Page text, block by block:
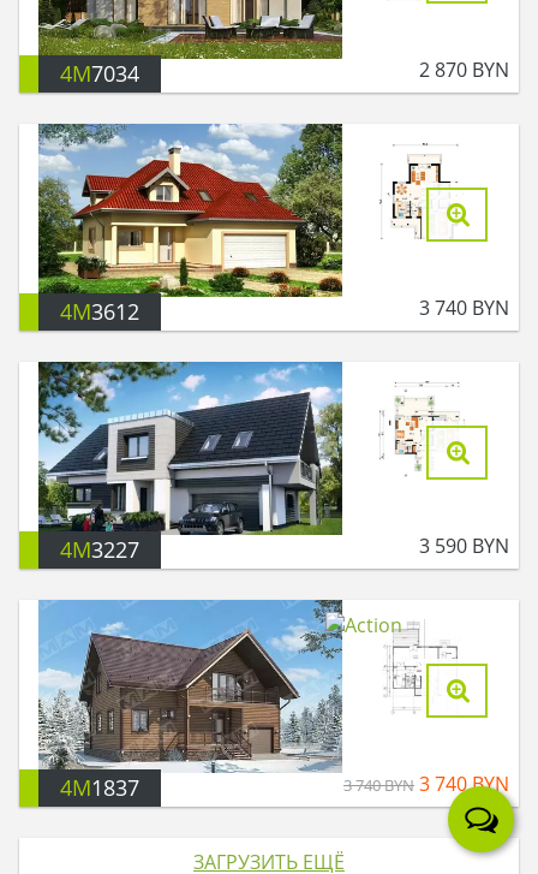
4M7034 2 870 BYN
4M3612 3 740 BYN
4M3227 3 590 BYN
4M1837 3 740BYN 3 740BYN
ЗАГРУЗИТЬ ЕЩЁ